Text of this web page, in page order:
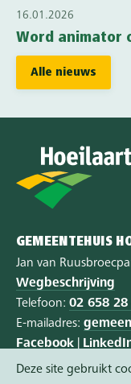
16.01.2026
Word animator
Alle nieuws
GEMEENTEHUIS
Jan van
Wegbeschrijving
Telefoon: 02 658 28
E-mailadres:
Facebook
Privacy|Cookie
Deze site gebruikt